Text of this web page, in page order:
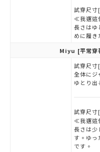
試穿尺
≪我選這
長さはゆ
めに履
Miyu [平常
試穿尺
全体にジ
ゆとり出
試穿尺
≪我選這
長さは少
す。ゆっ
です。